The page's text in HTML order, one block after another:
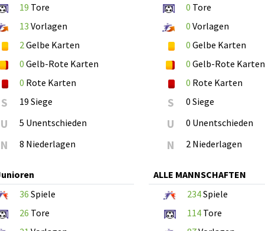
19 Tore
13 Vorlagen
2 Gelbe Karten
0 Gelb-Rote Karten
0 Rote Karten
S 19 Siege
U 5 Unentschieden
N 8 Niederlagen
0 Tore
0 Vorlagen
0 Gelbe Karten
0 Gelb-Rote Karten
0 Rote Karten
S 0 Siege
U 0 Unentschieden
N 2 Niederlagen
36 Spiele
26 Tore
ALLE MANNSCHAFTEN
234Spiele
114Tore